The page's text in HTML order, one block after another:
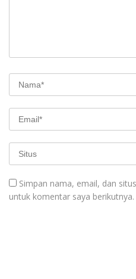
Simpan nama, email, dan
untuk komentar saya berikutnya.